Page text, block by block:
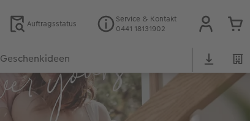
Auftragsstatus
Service & Kontakt
0441 18131902
Geschenkideen